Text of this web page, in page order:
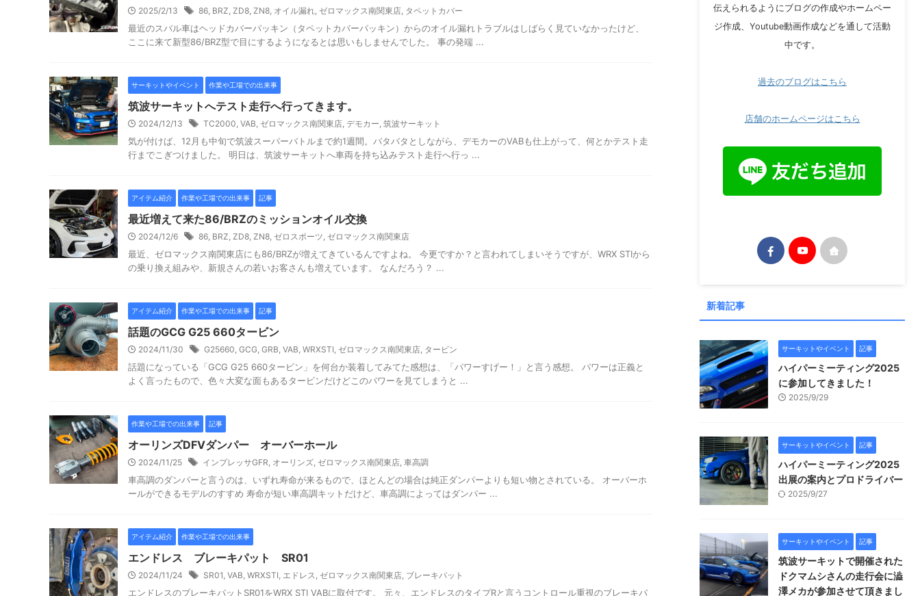
2025/2/13 86, BRZ, ZD8, ZN8, オイル漏れ, ゼロマックス南関東店, タペットカバー
最近のスバル車はヘッドカバーパッキン（タペットカバーパッキン）からのオイル漏れトラブルはしばらく見ていなかったけど、
ここに来て新型86/BRZ型で目にするようになるとは思いもしませんでした。 事の発端 ...
サーキットやイベント 作業や工場での出来事
筑波サーキットへテスト走行へ行ってきます。
2024/12/13 TC2000, VAB, ゼロマックス南関東店, デモカー, 筑波サーキット
気が付けば、12月も中旬で筑波スーパーバトルまで約1週間。バタバタとしながら、デモカーのVABも仕上がって、何とかテスト走
行までこぎつけました。 明日は、筑波サーキットへ車両を持ち込みテスト走行へ行っ ...
アイテム紹介 作業や工場での出来事 記事
最近増えて来た86/BRZのミッションオイル交換
2024/12/6 86, BRZ, ZD8, ZN8, ゼロスポーツ, ゼロマックス南関東店
最近、ゼロマックス南関東店にも86/BRZが増えてきているんですよね。 今更ですか？と言われてしまいそうですが、WRX STIから
の乗り換え組みや、新規さんの若いお客さんも増えています。 なんだろう？ ...
アイテム紹介 作業や工場での出来事 記事
話題のGCG G25 660タービン
2024/11/30 G25660, GCG, GRB, VAB, WRXSTI, ゼロマックス南関東店, タービン
話題になっている「GCG G25 660タービン」を何台か装着してみてた感想は、「パワーすげー！」と言う感想。 パワーは正義と
よく言ったもので、色々大変な面もあるタービンだけどこのパワーを見てしまうと ...
作業や工場での出来事 記事
オーリンズDFVダンパー オーバーホール
2024/11/25 インプレッサGFR, オーリンズ, ゼロマックス南関東店, 車高調
車高調のダンパーと言うのは、いずれ寿命が来るもので、ほとんどの場合は純正ダンパーよりも短い物とされている。 オーバーホ
ールができるモデルのすすめ 寿命が短い車高調キットだけど、車高調によってはダンパー ...
アイテム紹介 作業や工場での出来事
エンドレス ブレーキパット SR01
2024/11/24 SR01, VAB, WRXSTI, エドレス, ゼロマックス南関東店, ブレーキパット
エンドレスのブレーキパットSR01をWRX STI VABに取付です。 元々、エンドレスのタイプRと言うコントロール重視のブレーキパ
伝えられるようにブログの作成やホームペー
ジ作成、Youtube動画作成などを通して活動
中です。
過去のブログはこちら
店舗のホームページはこちら
新着記事
サーキットやイベント 記事
ハイパーミーティング2025
に参加してきました！
2025/9/29
サーキットやイベント 記事
ハイパーミーティング2025
出展の案内とプロドライバー
2025/9/27
サーキットやイベント 記事
筑波サーキットで開催された
ドクマムシさんの走行会に澁
澤メカが参加させて頂きまし